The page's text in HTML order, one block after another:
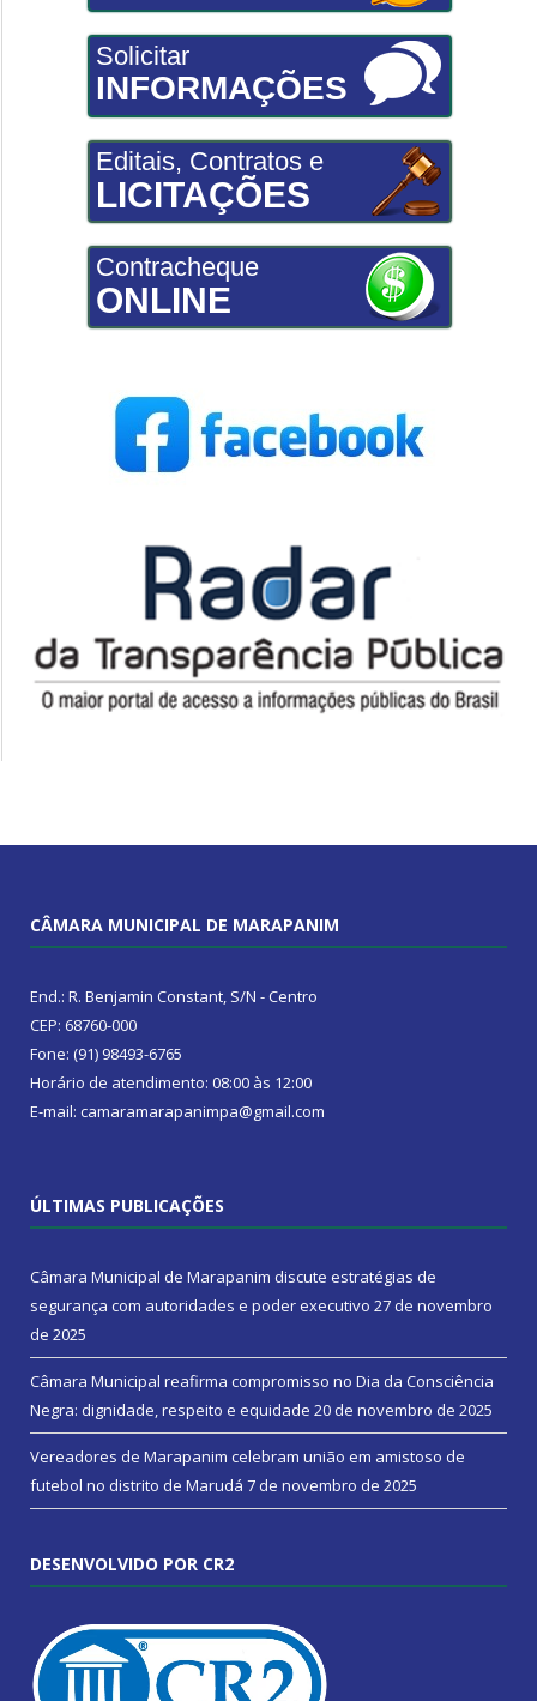
Solicitar
INFORMAÇÕES
Editais, Contratos e
LICITAÇÕES
Contracheque
ONLINE
CÂMARA MUNICIPAL DE MARAPANIM
End.: R. Benjamin Constant, S/N - Centro
CEP: 68760-000
Fone: (91) 98493-6765
Horário de atendimento: 08:00 às 12:00
E-mail: camaramarapanimpa@gmail.com
ÚLTIMAS PUBLICAÇÕES
Câmara Municipal de Marapanim discute estratégias de
segurança com autoridades e poder executivo 27 de novembro
de 2025
Câmara Municipal reafirma compromisso no Dia da Consciência
Negra: dignidade, respeito e equidade 20 de novembro de 2025
Vereadores de Marapanim celebram união em amistoso de
futebol no distrito de Marudá 7 de novembro de 2025
DESENVOLVIDO POR CR2